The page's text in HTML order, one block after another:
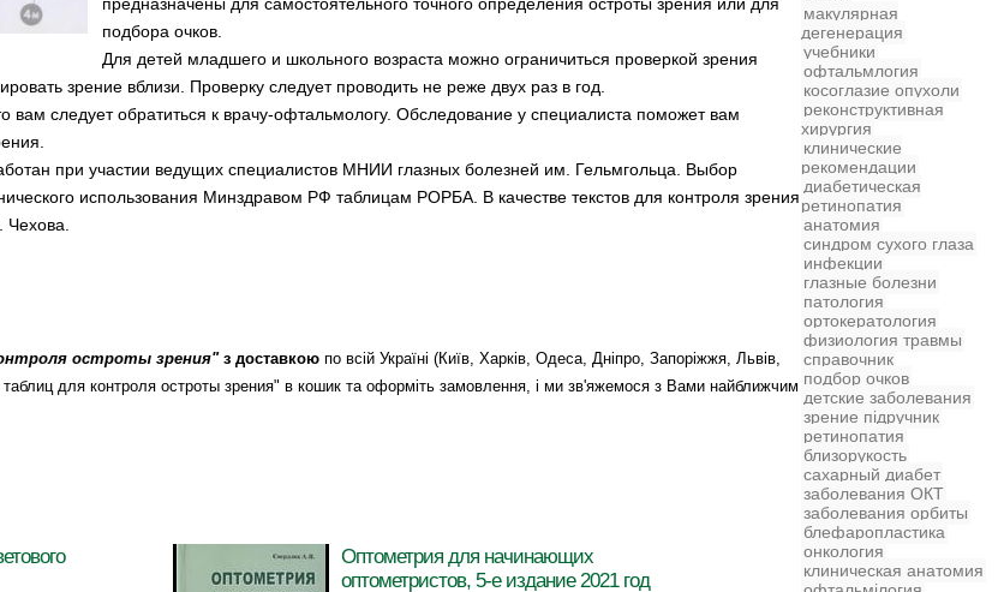
подбора очков.
Для детей младшего и школьного возраста можно ограничиться проверкой зрения
зрение вблизи. Проверку следует проводить не реже двух раз в год.
вам следует обратиться к врачу-офтальмологу. Обследование у специалиста поможет вам
при участии ведущих специалистов МНИИ глазных болезней им. Гельмгольца. Выбор
использования Минздравом РФ таблицам РОРБА. В качестве текстов для контроля зрения
остроты зрения"з доставкою по всій Україні (Київ, Харків, Одеса, Дніпро, Запоріжжя, Львів,
для контроля остроты зрения" в кошик та оформіть замовлення, і ми зв'яжемося з Вами найближчим
Оптометрия для начинающих
оптометристов, 5-е издание 2021 год
макулярная
дегенерация
учебники
офтальмлогия
косоглазие опухоли
реконструктивная
хирургия
клинические
рекомендации
диабетическая
ретинопатия
анатомия
синдром сухого глаза
инфекции
глазные болезни
патология
ортокератология
физиология травмы
справочник
подбор очков
детские заболевания
зрение підручник
ретинопатия
близорукость
сахарный диабет
заболевания ОКТ
заболевания орбиты
блефаропластика
онкология
клиническая анатомия